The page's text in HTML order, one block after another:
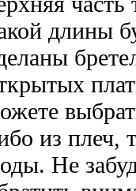
длины
из плеч,
Не